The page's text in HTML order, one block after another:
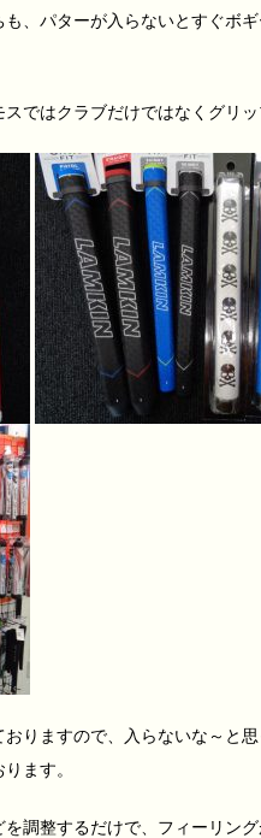
、パターが入らないとすぐボ
ではクラブだけではなくグリッ
りますので、入らないな～と
ます。
調整するだけで、フィーリン